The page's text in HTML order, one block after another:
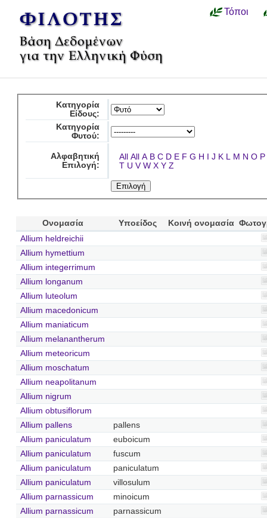
Τόποι
Κατηγορία
Είδους:
Κατηγορία
Φυτού:
Αλφαβητική
Επιλογή:
All All A B C D E F G H I J K L M N O P
T U V W X Y Z
Ονομασία Υποείδος Κοινή ονομασία
Allium heldreichii
Allium hymettium
Allium integerrimum
Allium longanum
Allium luteolum
Allium macedonicum
Allium maniaticum
Allium melanantherum
Allium meteoricum
Allium moschatum
Allium neapolitanum
Allium nigrum
Allium obtusiflorum
Allium pallens
pallens
Allium paniculatum
euboicum
Allium paniculatum
fuscum
Allium paniculatum
paniculatum
Allium paniculatum
villosulum
Allium parnassicum
minoicum
Allium parnassicum
parnassicum